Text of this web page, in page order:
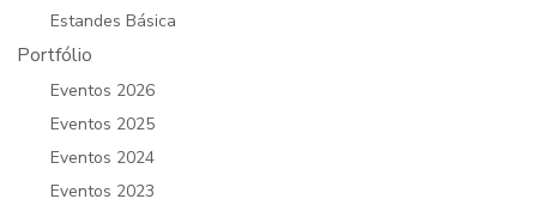
Estandes Básica
Portfólio
Eventos 2026
Eventos 2025
Eventos 2024
Eventos 2023